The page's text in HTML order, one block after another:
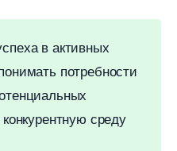
в активных
потребности
среду